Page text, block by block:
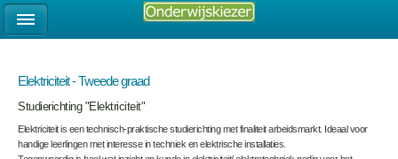
Elektriciteit - Tweede graad
Studierichting "Elektriciteit"
Elektriciteit is een technisch-praktische studierichting met finaliteit arbeidsmarkt. Ideaal voor
handige leerlingen met interesse in techniek en elektrische installaties.